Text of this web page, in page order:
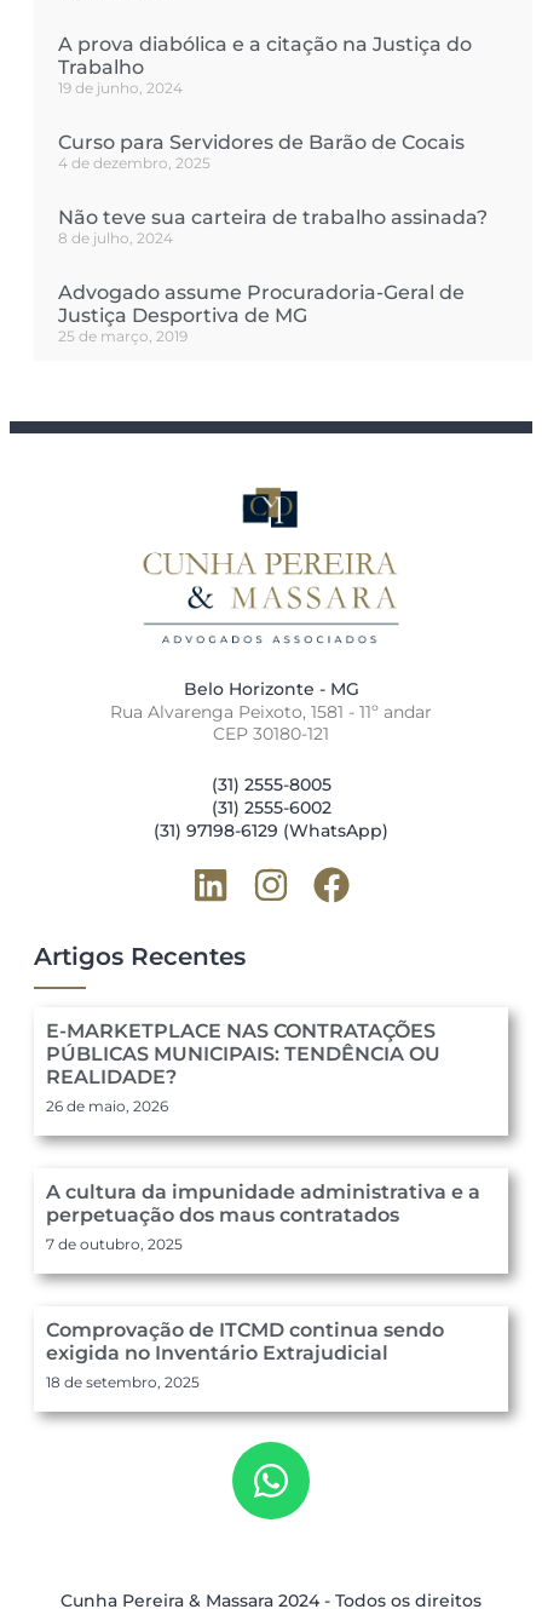
A prova diabólica e a citação na Justiça do
Trabalho
19 de junho, 2024
Curso para Servidores de Barão de Cocais
4 de dezembro, 2025
Não teve sua carteira de trabalho assinada?
8 de julho, 2024
Advogado assume Procuradoria-Geral de
Justiça Desportiva de MG
25 de março, 2019
Belo Horizonte - MG
Rua Alvarenga Peixoto, 1581 - 11º andar
CEP 30180-121
(31) 2555-8005
(31) 2555-6002
(31) 97198-6129 (WhatsApp)
Artigos Recentes
E-MARKETPLACE NAS CONTRATAÇÕES
PÚBLICAS MUNICIPAIS: TENDÊNCIA OU
REALIDADE?
26 de maio, 2026
A cultura da impunidade administrativa e a
perpetuação dos maus contratados
7 de outubro, 2025
Comprovação de ITCMD continua sendo
exigida no Inventário Extrajudicial
18 de setembro, 2025
Cunha Pereira & Massara 2024 - Todos os direitos